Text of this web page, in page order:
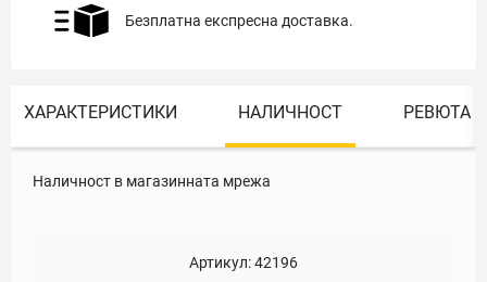
Безплатна експресна доставка.
ХАРАКТЕРИСТИКИ НАЛИЧНОСТ РЕВЮТА
Наличност в магазинната мрежа
Артикул:42196